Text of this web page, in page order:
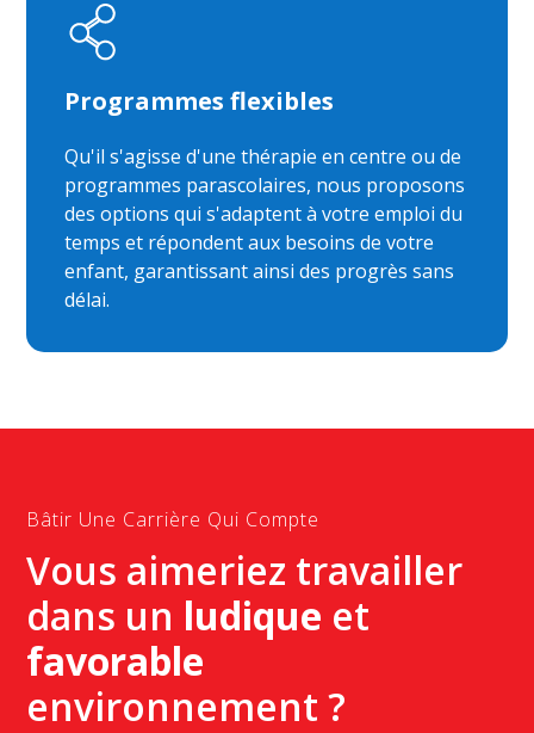
Programmes flexibles
Qu'il s'agisse d'une thérapie en centre ou de
programmes parascolaires, nous proposons
des options qui s'adaptent à votre emploi du
temps et répondent aux besoins de votre
enfant, garantissant ainsi des progrès sans
délai.
Bâtir Une Carrière Qui Compte
Vous aimeriez travailler
dans un ludique et
favorable
environnement ?